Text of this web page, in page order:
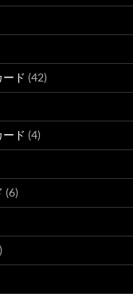
ド (42)
ド (4)
(6)